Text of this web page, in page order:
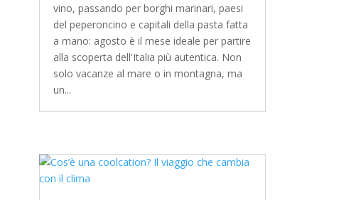
vino, passando per borghi marinari, paesi
del peperoncino e capitali della pasta fatta
a mano: agosto è il mese ideale per partire
alla scoperta dell'Italia più autentica. Non
solo vacanze al mare o in montagna, ma
un...